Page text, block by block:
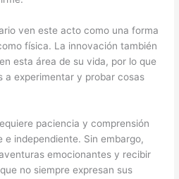
ven este acto como una forma
física. La innovación también
esta área de su vida, por lo que
a experimentar y probar cosas
paciencia y comprensión
e independiente. Sin embargo,
emocionantes y recibir
no siempre expresan sus